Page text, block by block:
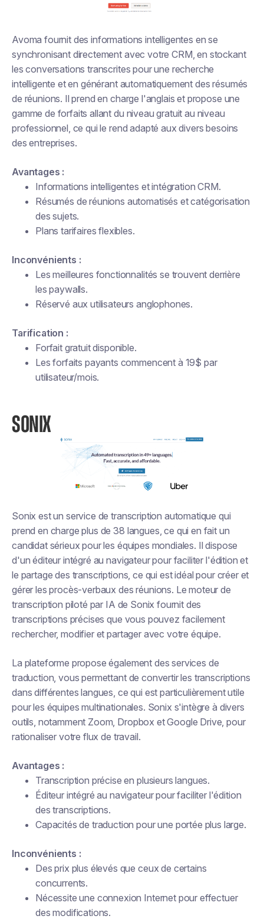
Avoma fournit des informations intelligentes en se
synchronisant directement avec votre CRM, en stockant
les conversations transcrites pour une recherche
intelligente et en générant automatiquement des résumés
de réunions. Il prend en charge l'anglais et propose une
gamme de forfaits allant du niveau gratuit au niveau
professionnel, ce qui le rend adapté aux divers besoins
des entreprises.
Avantages :
Informations intelligentes et intégration CRM.
Résumés de réunions automatisés et catégorisation
des sujets.
Plans tarifaires flexibles.
Inconvénients :
Les meilleures fonctionnalités se trouvent derrière
les paywalls.
Réservé aux utilisateurs anglophones.
Tarification :
Forfait gratuit disponible.
Les forfaits payants commencent à 19$ par
utilisateur/mois.
SONIX
Sonix est un service de transcription automatique qui
prend en charge plus de 38 langues, ce qui en fait un
candidat sérieux pour les équipes mondiales. Il dispose
d'un éditeur intégré au navigateur pour faciliter l'édition et
le partage des transcriptions, ce qui est idéal pour créer et
gérer les procès-verbaux des réunions. Le moteur de
transcription piloté par IA de Sonix fournit des
transcriptions précises que vous pouvez facilement
rechercher, modifier et partager avec votre équipe.
La plateforme propose également des services de
traduction, vous permettant de convertir les transcriptions
dans différentes langues, ce qui est particulièrement utile
pour les équipes multinationales. Sonix s'intègre à divers
outils, notamment Zoom, Dropbox et Google Drive, pour
rationaliser votre flux de travail.
Avantages :
Transcription précise en plusieurs langues.
Éditeur intégré au navigateur pour faciliter l'édition
des transcriptions.
Capacités de traduction pour une portée plus large.
Inconvénients :
Des prix plus élevés que ceux de certains
concurrents.
Nécessite une connexion Internet pour effectuer
des modifications.